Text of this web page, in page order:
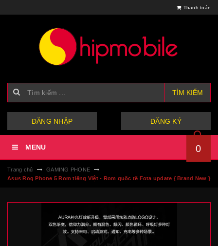
Thanh toán
TÌM KIẾM
ĐĂNG NHẬP ĐĂNG KÝ
MENU 0
Trang chủ
GAMING PHONE
Asus Rog Phone 5 Rom tiếng Việt - Rom quốc tế Fota update { Brand New }